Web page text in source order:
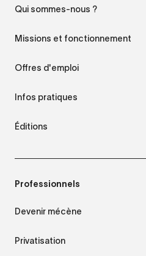
Qui sommes-nous ?
Missions et fonctionnement
Offres d'emploi
Infos pratiques
Éditions
Professionnels
Devenir mécène
Privatisation